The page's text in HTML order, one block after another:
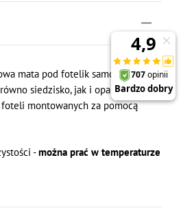
mata pod fotelik samochodowy
siedzisko, jak i oparcie kanapy
montowanych za pomocą
-można prać w temperaturze